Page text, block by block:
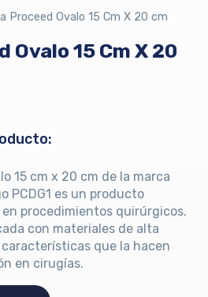
Proceed Ovalo 15 Cm X 20 cm
Ovalo 15 Cm X 20
15 cm x 20 cm de la marca
PCDG1 es un producto
procedimientos quirúrgicos.
con materiales de alta
que la hacen
en cirugías.